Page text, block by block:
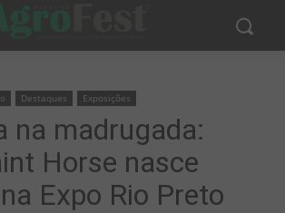
Destaques Exposições
na madrugada:
Horse nasce
Expo Rio Preto